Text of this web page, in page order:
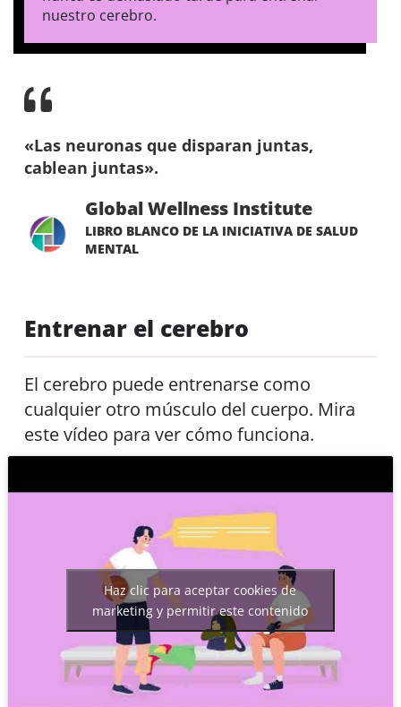
nuestro cerebro.
«Las neuronas que disparan juntas,
cablean juntas».
Global Wellness Institute
LIBRO BLANCO DE LA INICIATIVA DE SALUD
MENTAL
Entrenar el cerebro
El cerebro puede entrenarse como
cualquier otro músculo del cuerpo. Mira
este vídeo para ver cómo funciona.
Haz clic para aceptar cookies de
marketing y permitir este contenido